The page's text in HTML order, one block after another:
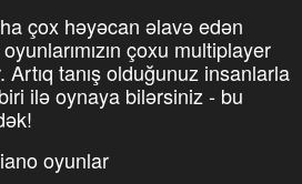
çox həyəcan əlavə edən
çoxu multiplayer
tanış olduğunuz insanlarla
ilə oynaya bilərsiniz - bu
oyunlar